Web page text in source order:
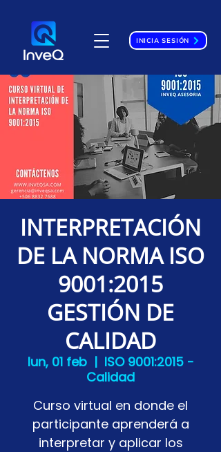
INICIA SESIÓN
INTERPRETACIÓN
DE LA NORMA ISO
9001:2015
GESTIÓN DE
CALIDAD
lun, 01 feb
  |
ISO 9001:2015 -
Calidad
Curso virtual en donde el
participante aprenderá a
interpretar y aplicar los